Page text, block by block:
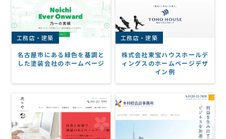
工務店・建築
名古屋市にある緑色を基調と
した塗装会社のホームページ
工務店・建築
株式会社東宝ハウスホールデ
ィングスのホームページデザ
イン例